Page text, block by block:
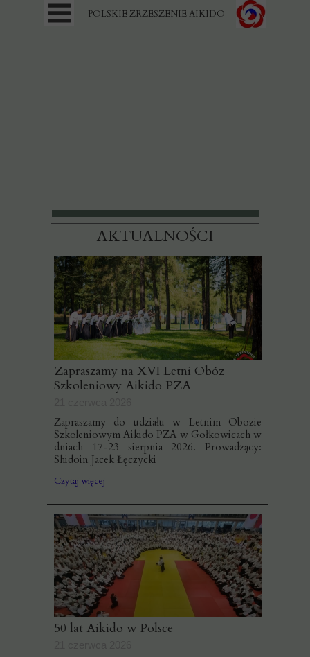
AKTUALNOŚCI
POLSKIE ZRZESZENIE AIKIDO
Zapraszamy na XVI Letni Obóz
Szkoleniowy Aikido PZA
Zapraszamy do udziału w Letnim Obozie
Szkoleniowym Aikido PZA w Gołkowicach w
dniach 17-23 sierpnia 2026. Prowadzący:
Shidoin Jacek Łęczycki
Czytaj więcej
50 lat Aikido w Polsce